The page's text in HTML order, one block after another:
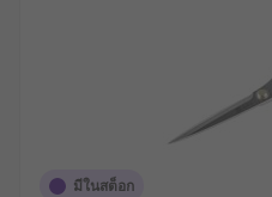
การเลือกใช้งา
เหมาะสมตามก
มีในสต็อก